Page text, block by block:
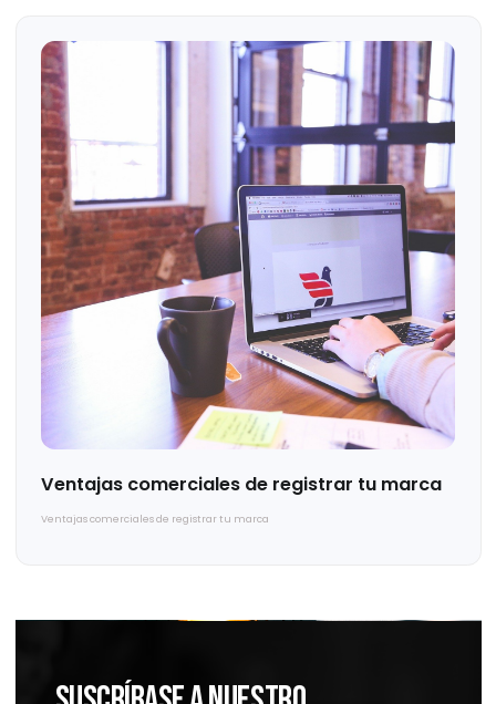
Decreto contra defraudación fiscal y
aplicación de amparos